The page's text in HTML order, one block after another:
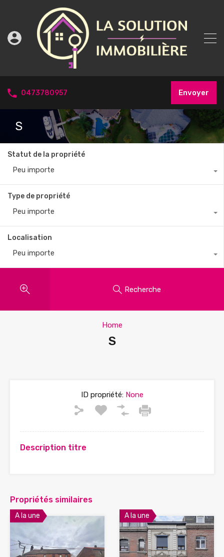
0473780957 Envoyer
S
Statut de la propriété
Peu importe
Type de propriété
Peu importe
Localisation
Peu importe
Recherche
Home
S
ID propriété:None
Description titre
Propriétés similaires
A la une A la une